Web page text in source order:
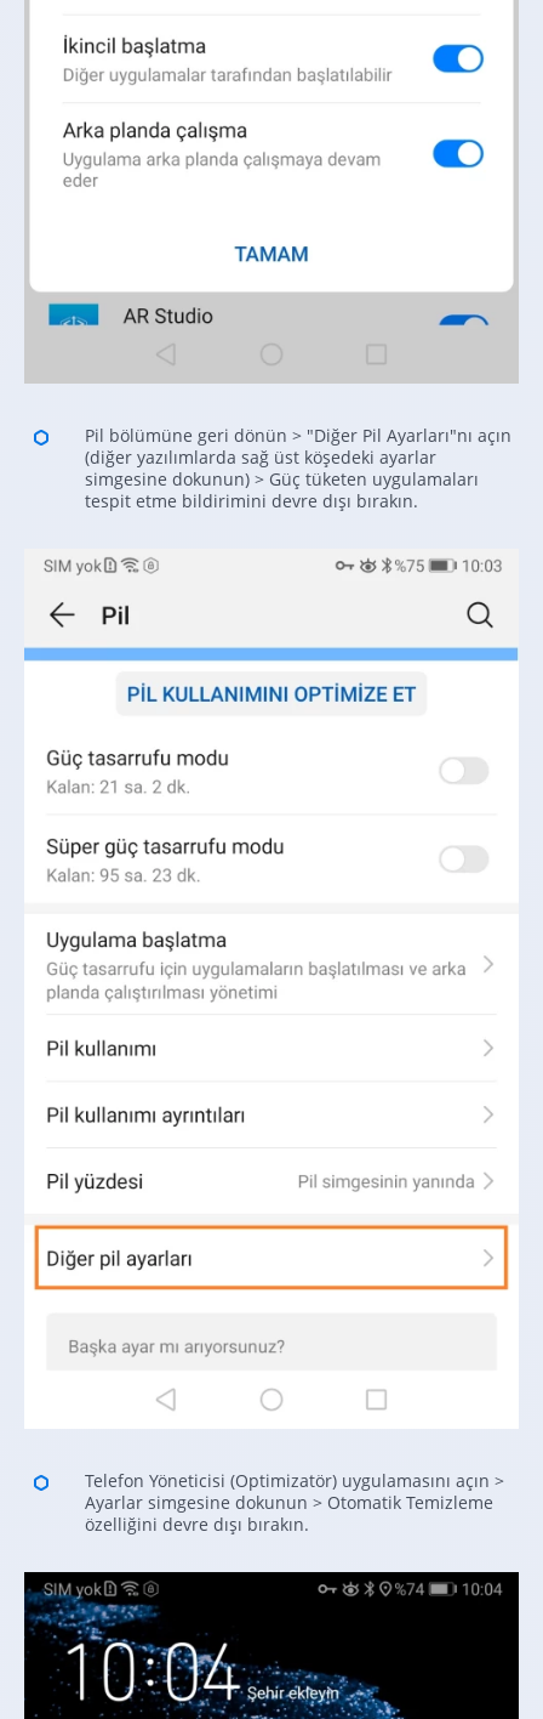
Pil bölümüne geri dönün > "Diğer Pil Ayarları"nı açın
(diğer yazılımlarda sağ üst köşedeki ayarlar
simgesine dokunun) > Güç tüketen uygulamaları
tespit etme bildirimini devre dışı bırakın.
Telefon Yöneticisi (Optimizatör) uygulamasını açın >
Ayarlar simgesine dokunun > Otomatik Temizleme
özelliğini devre dışı bırakın.